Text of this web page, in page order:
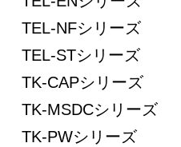
TEL-NFシリーズ
TEL-STシリーズ
TK-CAPシリーズ
TK-MSDCシリーズ
TK-PWシリーズ